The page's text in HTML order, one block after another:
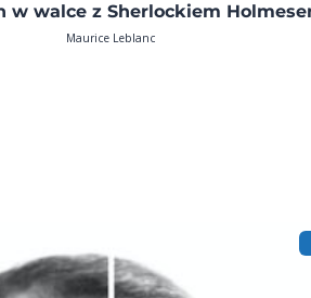
w walce z Sherlockiem
Maurice Leblanc